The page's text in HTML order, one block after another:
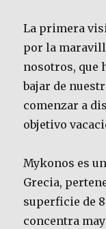
La primera
por la
nosotros, que
bajar de
comenzar a
objetivo
Mykonos es
Grecia,
superficie de
concentra